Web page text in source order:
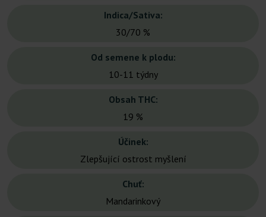
Indica/Sativa:
30/70 %
Od semene k plodu:
10-11 týdny
Obsah THC:
19 %
Účinek:
Zlepšující ostrost myšlení
Chuť:
Mandarinkový